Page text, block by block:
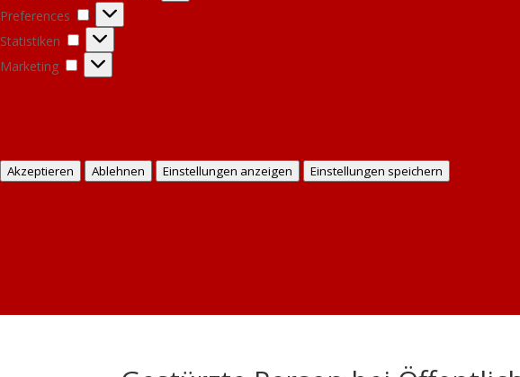
Preferences
Preferences
Statistiken
Statistiken
Marketing
Marketing
Akzeptieren Ablehnen Einstellungen anzeigen Einstellungen speichern